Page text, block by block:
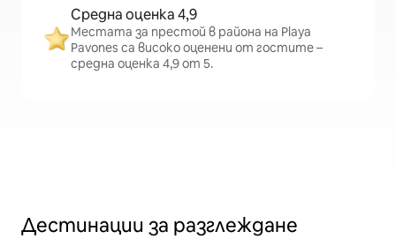
Средна оценка 4,9
Местата за престой в района на Playa
Pavones са високо оценени от гостите –
средна оценка 4,9 от 5.
Дестинации за разглеждане